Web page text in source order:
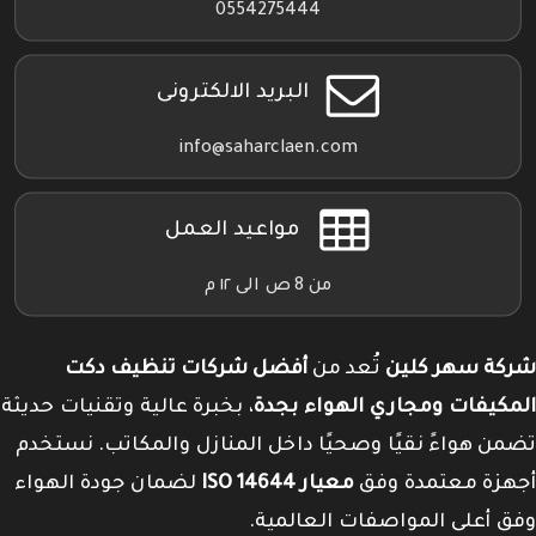
0554275444
البريد الالكترونى
info@saharclaen.com
مواعيد العمل
من 8 ص الى ١٢ م
شركة سهر كلين تُعد من أفضل شركات تنظيف دكت
المكيفات ومجاري الهواء بجدة، بخبرة عالية وتقنيات حديثة
تضمن هواءً نقيًا وصحيًا داخل المنازل والمكاتب. نستخدم
أجهزة معتمدة وفق معيار ISO 14644
لضمان جودة الهواء
وفق أعلى المواصفات العالمية.